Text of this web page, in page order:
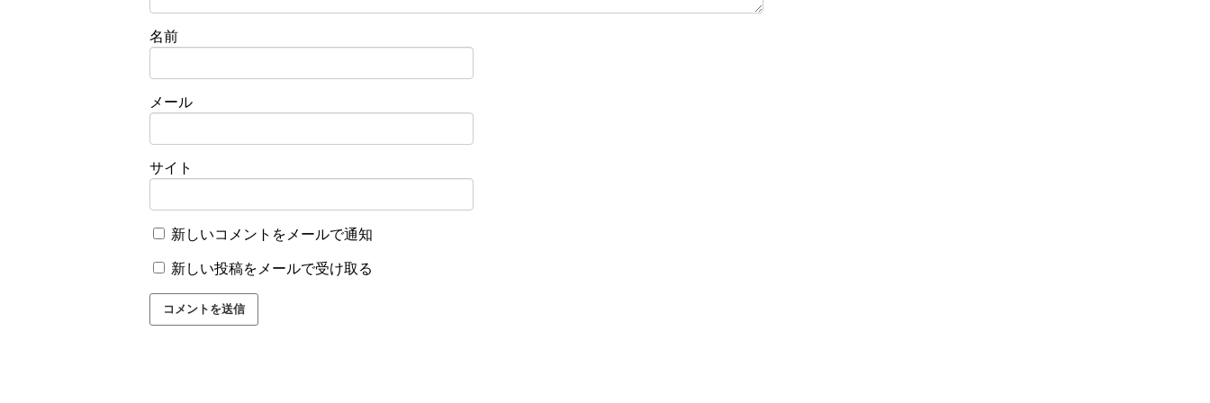
名前
メール
サイト
新しいコメントをメールで通知
新しい投稿をメールで受け取る